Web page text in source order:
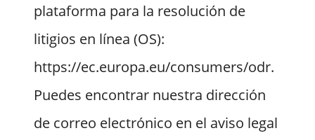
plataforma para la resolución de
litigios en línea (OS):
https://ec.europa.eu/consumers/odr.
Puedes encontrar nuestra dirección
de correo electrónico en el aviso legal